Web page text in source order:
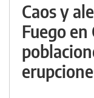
Caos y
Fuego en